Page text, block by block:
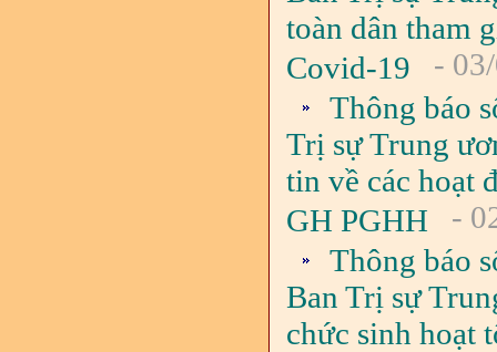
toàn dân tham
Covid-19
-
Thông báo
Trị sự Trung
tin về các hoạt
GH PGHH
-
Thông báo
Ban Trị sự
chức sinh hoạt